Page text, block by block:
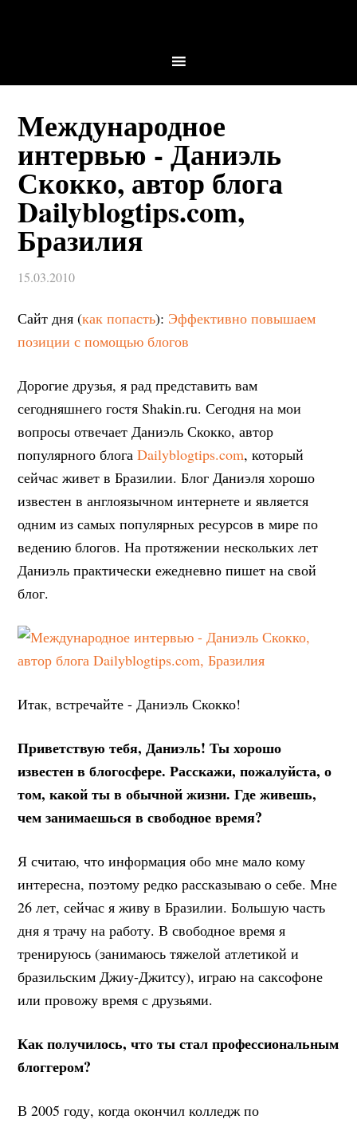
Международное
интервью - Даниэль
Скокко, автор блога
Dailyblogtips.com,
Бразилия
15.03.2010
Сайт дня (как попасть): Эффективно повышаем
позиции с помощью блогов
Дорогие друзья, я рад представить вам
сегодняшнего гостя Shakin.ru. Сегодня на мои
вопросы отвечает Даниэль Скокко, автор
популярного блогаDailyblogtips.com, который
сейчас живет в Бразилии. Блог Даниэля хорошо
известен в англоязычном интернете и является
одним из самых популярных ресурсов в мире по
ведению блогов. На протяжении нескольких лет
Даниэль практически ежедневно пишет на свой
блог.
Итак, встречайте - Даниэль Скокко!
Приветствую тебя, Даниэль! Ты хорошо
известен в блогосфере. Расскажи, пожалуйста, о
том, какой ты в обычной жизни. Где живешь,
чем занимаешься в свободное время?
Я считаю, что информация обо мне мало кому
интересна, поэтому редко рассказываю о себе. Мне
26 лет, сейчас я живу в Бразилии. Большую часть
дня я трачу на работу. В свободное время я
тренируюсь (занимаюсь тяжелой атлетикой и
бразильским Джиу-Джитсу), играю на саксофоне
или провожу время с друзьями.
Как получилось, что ты стал профессиональным
блоггером?
В 2005 году, когда окончил колледж по